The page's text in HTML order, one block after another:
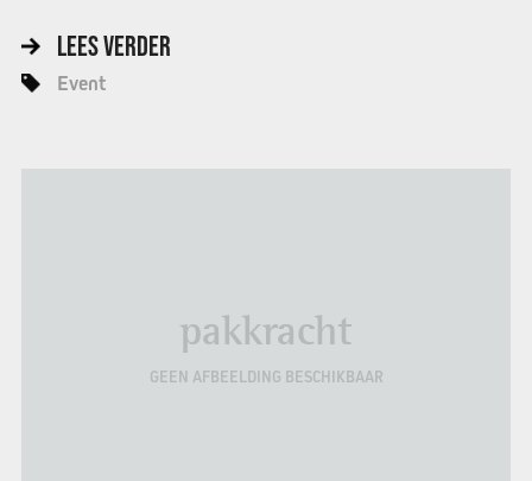
LEES VERDER
Event
pakkracht
GEEN AFBEELDING BESCHIKBAAR